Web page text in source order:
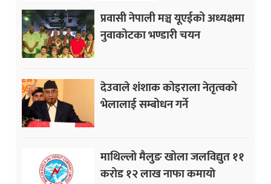
प्रवासी नेपाली मञ्च यूएईको अध्यक्षमा
नुवाकोटका भण्डारी चयन
देउवाले शंशाक कोइराला नेतृत्वको
भेलालाई सम्बोधन गर्ने
माथिल्लो मैलुङ खोला जलविद्युत ११
करोड १२ लाख नाफा कमायाे